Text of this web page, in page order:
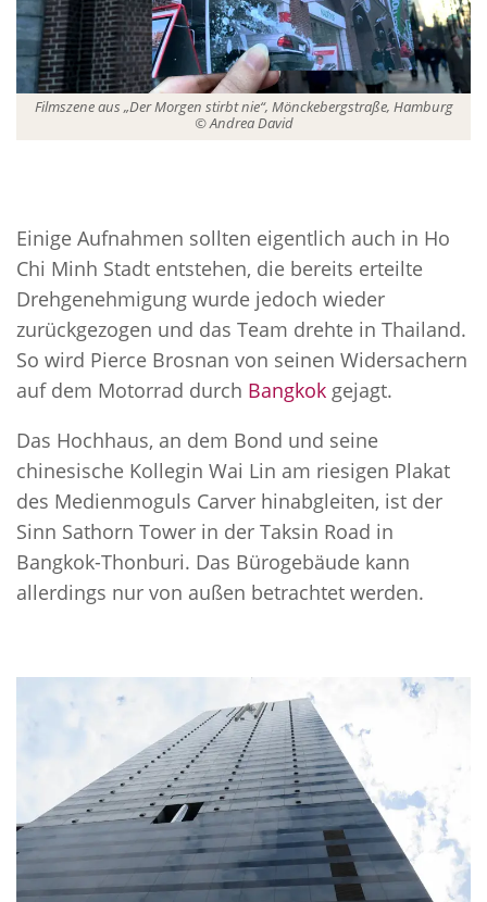
Filmszene aus „Der Morgen stirbt nie“, Mönckebergstraße, Hamburg
© Andrea David
Einige Aufnahmen sollten eigentlich auch in Ho
Chi Minh Stadt entstehen, die bereits erteilte
Drehgenehmigung wurde jedoch wieder
zurückgezogen und das Team drehte in Thailand.
So wird Pierce Brosnan von seinen Widersachern
auf dem Motorrad durch Bangkok gejagt.
Das Hochhaus, an dem Bond und seine
chinesische Kollegin Wai Lin am riesigen Plakat
des Medienmoguls Carver hinabgleiten, ist der
Sinn Sathorn Tower in der Taksin Road in
Bangkok-Thonburi. Das Bürogebäude kann
allerdings nur von außen betrachtet werden.